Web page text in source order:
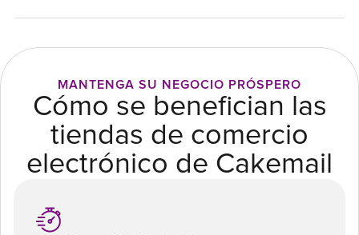
MANTENGA SU NEGOCIO PRÓSPERO
Cómo se benefician las
tiendas de comercio
electrónico de Cakemail